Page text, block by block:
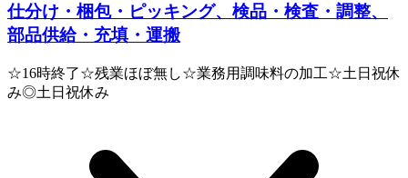
仕分け・梱包・ピッキング、検品・検査・調整、
部品供給・充填・運搬
☆16時終了☆残業ほぼ無し☆業務用調味料の加工☆土日祝休
み◎土日祝休み